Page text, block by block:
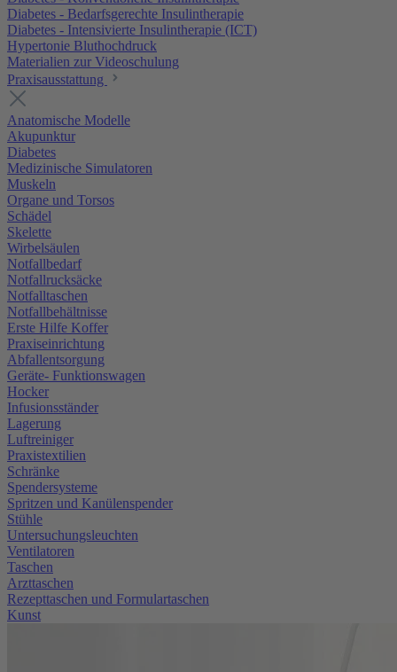
Diabetes - Bedarfsgerechte Insulintherapie
Diabetes - Intensivierte Insulintherapie (ICT)
Hypertonie Bluthochdruck
Materialien zur Videoschulung
Praxisausstattung
Anatomische Modelle
Akupunktur
Diabetes
Medizinische Simulatoren
Muskeln
Organe und Torsos
Schädel
Skelette
Wirbelsäulen
Notfallbedarf
Notfallrucksäcke
Notfalltaschen
Notfallbehältnisse
Erste Hilfe Koffer
Praxiseinrichtung
Abfallentsorgung
Geräte- Funktionswagen
Hocker
Infusionsständer
Lagerung
Luftreiniger
Praxistextilien
Schränke
Spendersysteme
Spritzen und Kanülenspender
Stühle
Untersuchungsleuchten
Ventilatoren
Taschen
Arzttaschen
Rezepttaschen und Formulartaschen
Kunst